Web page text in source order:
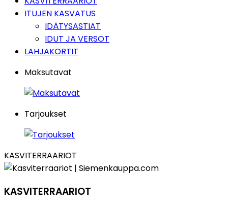
ITUJEN KASVATUS
IDÄTYSASTIAT
IDUT JA VERSOT
LAHJAKORTIT
Maksutavat
Tarjoukset
KASVITERRAARIOT
KASVITERRAARIOT